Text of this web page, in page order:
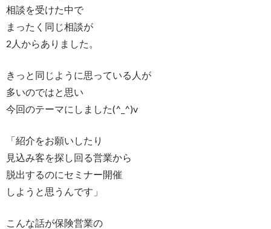
相談を受けた中で
まったく同じ相談が
2人からありました。
きっと同じように思っている人が
多いのではと思い
今回のテーマにしました(^_^)v
「紹介をお願いしたり
見込み客を探し回る営業から
脱出するのにセミナー開催
しようと思うんです」
こんな話が保険営業の